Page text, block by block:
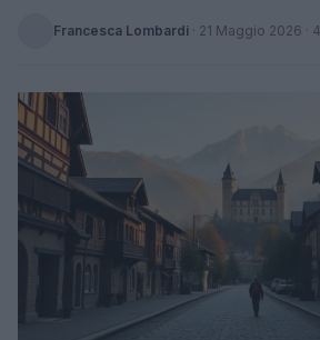
Francesca Lombardi · 21 Maggio 2026 ·